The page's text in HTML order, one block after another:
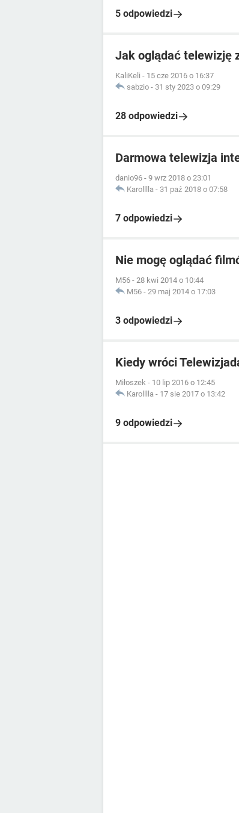
5 odpowiedzi
Jak oglądać telewizję
KaliKeli - 15 cze 2016 o 16:37
sabzio - 31 sty 2023 o 09:29
28 odpowiedzi
Darmowa telewizja
danio96 - 9 wrz 2018 o 23:01
Karolllla - 31 paź 2018 o 07:58
7 odpowiedzi
Nie mogę oglądać
M56 - 28 kwi 2014 o 10:44
M56 - 29 maj 2014 o 17:03
3 odpowiedzi
Kiedy wróci
Miłoszek - 10 lip 2016 o 12:45
Karolllla - 17 sie 2017 o 13:42
9 odpowiedzi